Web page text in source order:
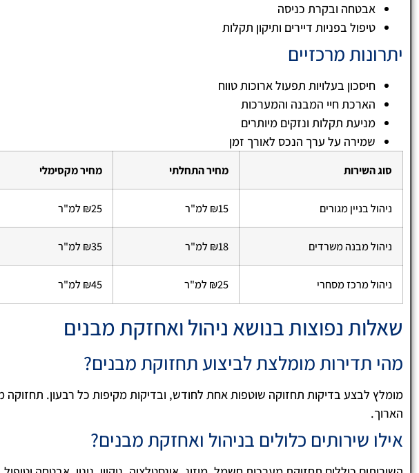
אבטחה ובקרת כניסה
טיפול בפניות דיירים ותיקון תקלות
יתרונות מרכזיים
חיסכון בעלויות תפעול ארוכות טווח
הארכת חיי המבנה והמערכות
מניעת תקלות ונזקים מיותרים
שמירה על ערך הנכס לאורך זמן
סוג השירות מחיר התחלתי מחיר מקסימלי
ניהול בניין מגורים ₪15 למ"ר ₪25 למ"ר
ניהול מבנה משרדים ₪18 למ"ר ₪35 למ"ר
ניהול מרכז מסחרי ₪25 למ"ר ₪45 למ"ר
שאלות נפוצות בנושא ניהול ואחזקת מבנים
מהי תדירות מומלצת לביצוע תחזוקת מבנים?
מומלץ לבצע בדיקות תחזוקה שוטפות אחת לחודש, ובדיקות מקיפות כל רבעון. תחזוקה
הארוך.
אילו שירותים כלולים בניהול ואחזקת מבנים?
לימור ארביב
ניקיון הבניין וחדרי המדרגות שווה ערך לניקיון הדירה
מתוחזקים, מעידים על חוסר אכפתיות של הדיירים
למקום מגוריהם ואף יכול לגרום לכך הערך הדירות ירד.
חדרי מדרגות נקיים ובניין נקי מעיד על אווירה חמימה
וידידותית בין הדיירים ובנוסף נותן רושם מצוין כל מי